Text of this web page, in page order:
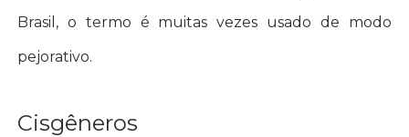
Brasil, o termo é muitas vezes usado de modo
pejorativo.
Cisgêneros